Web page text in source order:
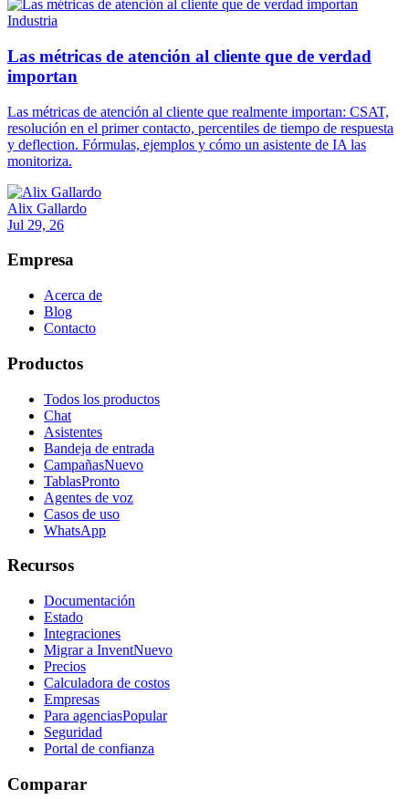
Industria
Las métricas de atención al cliente que de verdad
importan
Las métricas de atención al cliente que realmente importan: CSAT,
resolución en el primer contacto, percentiles de tiempo de respuesta
y deflection. Fórmulas, ejemplos y cómo un asistente de IA las
monitoriza.
Alix Gallardo
Jul 29, 26
Empresa
Acerca de
Blog
Contacto
Productos
Todos los productos
Chat
Asistentes
Bandeja de entrada
CampañasNuevo
TablasPronto
Agentes de voz
Casos de uso
WhatsApp
Recursos
Documentación
Estado
Integraciones
Migrar a InventNuevo
Precios
Calculadora de costos
Empresas
Para agenciasPopular
Seguridad
Portal de confianza
Comparar